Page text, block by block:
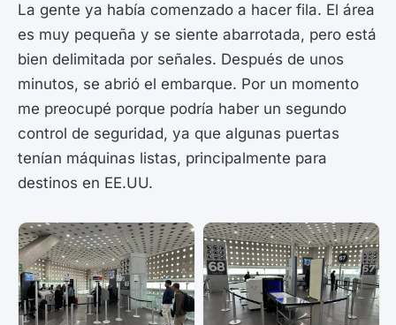
La gente ya había comenzado a hacer fila. El área
es muy pequeña y se siente abarrotada, pero está
bien delimitada por señales. Después de unos
minutos, se abrió el embarque. Por un momento
me preocupé porque podría haber un segundo
control de seguridad, ya que algunas puertas
tenían máquinas listas, principalmente para
destinos en EE.UU.